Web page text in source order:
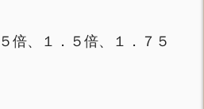
倍、１．５倍、１．７５